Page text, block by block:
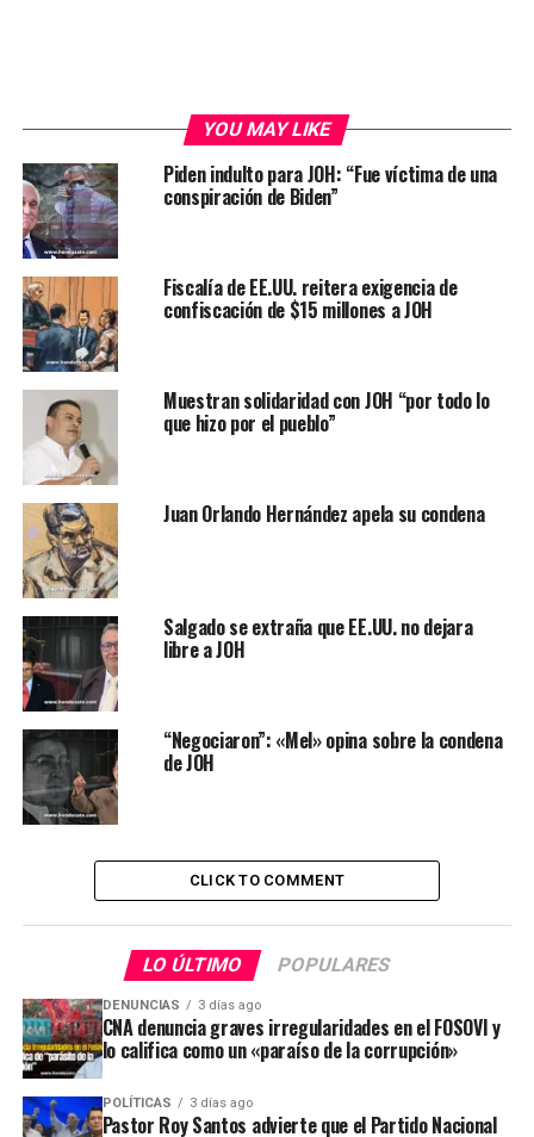
YOU MAY LIKE
Piden indulto para JOH: “Fue víctima de una
conspiración de Biden”
Fiscalía de EE.UU. reitera exigencia de
confiscación de $15 millones a JOH
Muestran solidaridad con JOH “por todo lo
que hizo por el pueblo”
Juan Orlando Hernández apela su condena
Salgado se extraña que EE.UU. no dejara
libre a JOH
“Negociaron”: «Mel» opina sobre la condena
de JOH
CLICK TO COMMENT
LO ÚLTIMO POPULARES
DENUNCIAS 3 días ago
CNA denuncia graves irregularidades en el FOSOVI y
lo califica como un «paraíso de la corrupción»
POLÍTICAS 3 días ago
Pastor Roy Santos advierte que el Partido Nacional